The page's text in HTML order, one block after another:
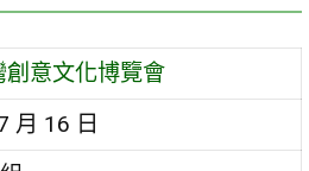
意文化博覽會
月 16 日